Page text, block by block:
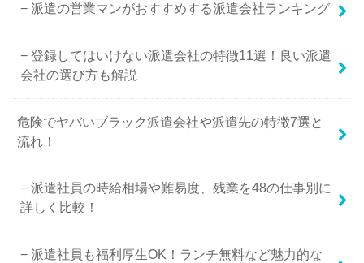
派遣の営業マンがおすすめする派遣会社ランキング
登録してはいけない派遣会社の特徴11選！良い派遣
会社の選び方も解説
危険でヤバいブラック派遣会社や派遣先の特徴7選と
流れ！
派遣社員の時給相場や難易度、残業を48の仕事別に
詳しく比較！
派遣社員も福利厚生OK！ランチ無料など魅力的な